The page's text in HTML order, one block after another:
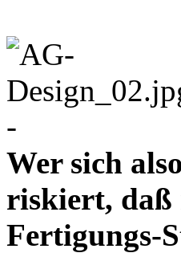
-
Wer sich
riskiert, daß
Fertigungs-